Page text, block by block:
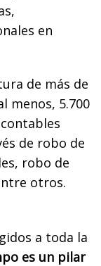
en
de más de
menos, 5.700
de robo de
robo de
otros.
a toda la
es un pilar